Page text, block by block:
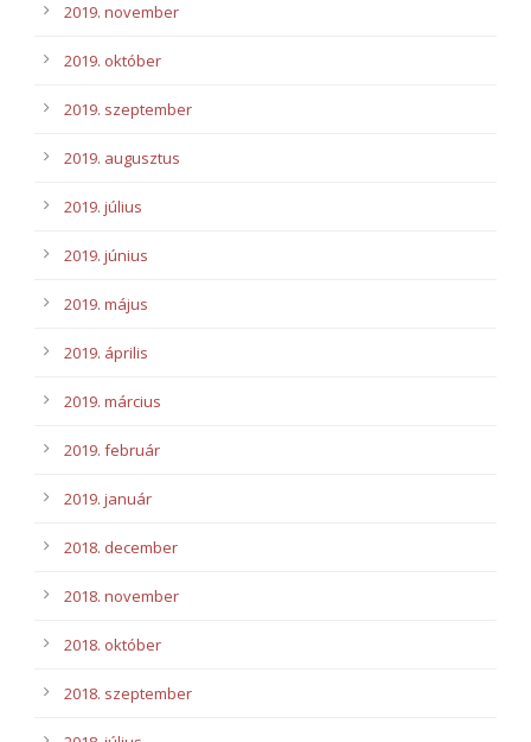
2019. november
2019. október
2019. szeptember
2019. augusztus
2019. július
2019. június
2019. május
2019. április
2019. március
2019. február
2019. január
2018. december
2018. november
2018. október
2018. szeptember